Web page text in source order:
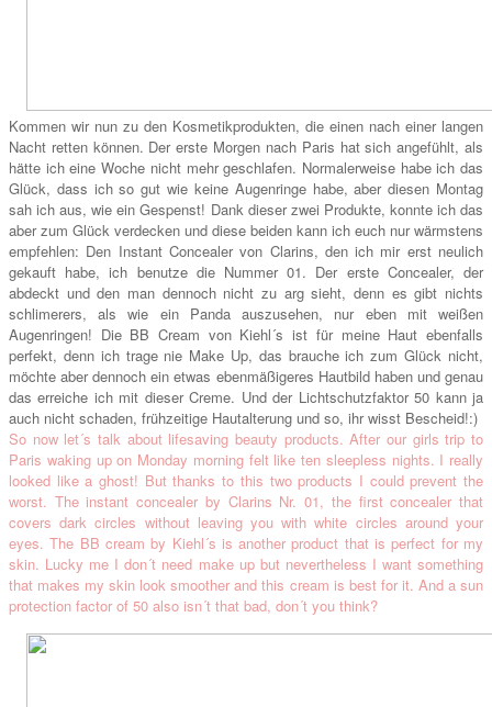
Kommen wir nun zu den Kosmetikprodukten, die einen nach einer langen
Nacht retten können. Der erste Morgen nach Paris hat sich angefühlt, als
hätte ich eine Woche nicht mehr geschlafen. Normalerweise habe ich das
Glück, dass ich so gut wie keine Augenringe habe, aber diesen Montag
sah ich aus, wie ein Gespenst! Dank dieser zwei Produkte, konnte ich das
aber zum Glück verdecken und diese beiden kann ich euch nur wärmstens
empfehlen: Den Instant Concealer von Clarins, den ich mir erst neulich
gekauft habe, ich benutze die Nummer 01. Der erste Concealer, der
abdeckt und den man dennoch nicht zu arg sieht, denn es gibt nichts
schlimerers, als wie ein Panda auszusehen, nur eben mit weißen
Augenringen! Die BB Cream von Kiehl´s ist für meine Haut ebenfalls
perfekt, denn ich trage nie Make Up, das brauche ich zum Glück nicht,
möchte aber dennoch ein etwas ebenmäßigeres Hautbild haben und genau
das erreiche ich mit dieser Creme. Und der Lichtschutzfaktor 50 kann ja
auch nicht schaden, frühzeitige Hautalterung und so, ihr wisst Bescheid!:)
So now let´s talk about lifesaving beauty products. After our girls trip to
Paris waking up on Monday morning felt like ten sleepless nights. I really
looked like a ghost! But thanks to this two products I could prevent the
worst. The instant concealer by Clarins Nr. 01, the first concealer that
covers dark circles without leaving you with white circles around your
eyes. The BB cream by Kiehl´s is another product that is perfect for my
skin. Lucky me I don´t need make up but nevertheless I want something
that makes my skin look smoother and this cream is best for it. And a sun
protection factor of 50 also isn´t that bad, don´t you think?